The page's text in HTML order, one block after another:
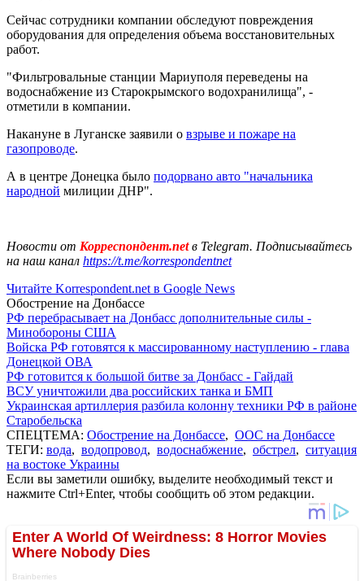
Сейчас сотрудники компании обследуют повреждения
оборудования для определения объема восстановительных
работ.
"Фильтровальные станции Мариуполя переведены на
водоснабжение из Старокрымского водохранилища", -
отметили в компании.
Накануне в Луганске заявили о взрыве и пожаре на
газопроводе.
А в центре Донецка было подорвано авто "начальника
народной милиции ДНР".
Новости от Корреспондент.netв Telegram. Подписывайтесь
на наш канал https://t.me/korrespondentnet
Читайте Korrespondent.net в Google News
Обострение на Донбассе
РФ перебрасывает на Донбасс дополнительные силы -
Минобороны США
Войска РФ готовятся к массированному наступлению - глава
Донецкой ОВА
РФ готовится к большой битве за Донбасс - Гайдай
ВСУ уничтожили два российских танка и БМП
Украинская артиллерия разбила колонну техники РФ в районе
Старобельска
СПЕЦТЕМА: Обострение на Донбассе, ООС на Донбассе
ТЕГИ: вода, водопровод, водоснабжение, обстрел, ситуация
на востоке Украины
Если вы заметили ошибку, выделите необходимый текст и
нажмите Ctrl+Enter, чтобы сообщить об этом редакции.